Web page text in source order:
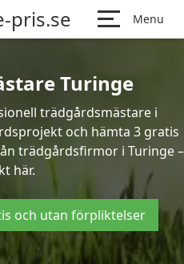
pris.se Menu
Turinge
trädgårdsmästare i
och hämta 3 gratis
trädgårdsfirmor i Turinge –
här.
och utan förpliktelser